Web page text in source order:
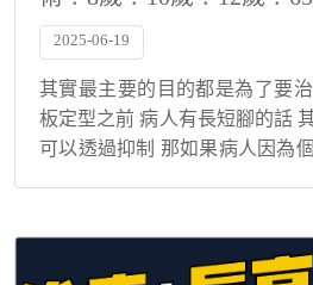
2025-06-19
其實最主要的目的都是為了要
板定型之前 病人有長短腳的話
可以透過抑制 那如果病人因為